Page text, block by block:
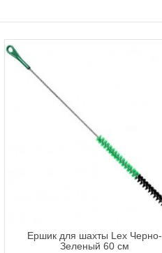
Ершик для шахты Lex Черно-
Зеленый 60 см